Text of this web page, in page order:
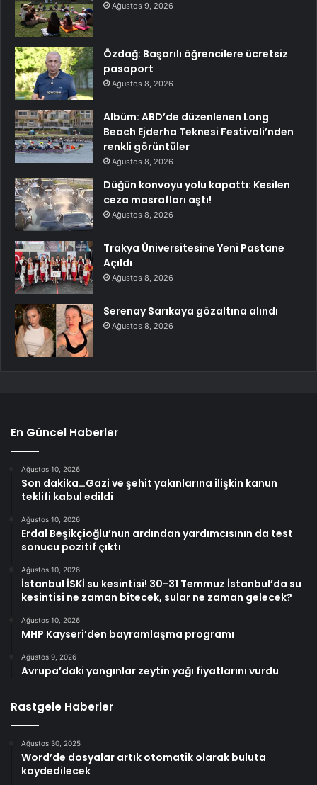
Ağustos 9, 2026
Özdağ: Başarılı öğrencilere ücretsiz
pasaport
Ağustos 8, 2026
Albüm: ABD’de düzenlenen Long
Beach Ejderha Teknesi Festivali’nden
renkli görüntüler
Ağustos 8, 2026
Düğün konvoyu yolu kapattı: Kesilen
ceza masrafları aştı!
Ağustos 8, 2026
Trakya Üniversitesine Yeni Pastane
Açıldı
Ağustos 8, 2026
Serenay Sarıkaya gözaltına alındı
Ağustos 8, 2026
En Güncel Haberler
Ağustos 10, 2026
Son dakika…Gazi ve şehit yakınlarına ilişkin kanun
teklifi kabul edildi
Ağustos 10, 2026
Erdal Beşikçioğlu’nun ardından yardımcısının da test
sonucu pozitif çıktı
Ağustos 10, 2026
İstanbul İSKİ su kesintisi! 30-31 Temmuz İstanbul’da su
kesintisi ne zaman bitecek, sular ne zaman gelecek?
Ağustos 10, 2026
MHP Kayseri’den bayramlaşma programı
Ağustos 9, 2026
Avrupa’daki yangınlar zeytin yağı fiyatlarını vurdu
Rastgele Haberler
Ağustos 30, 2025
Word’de dosyalar artık otomatik olarak buluta
kaydedilecek